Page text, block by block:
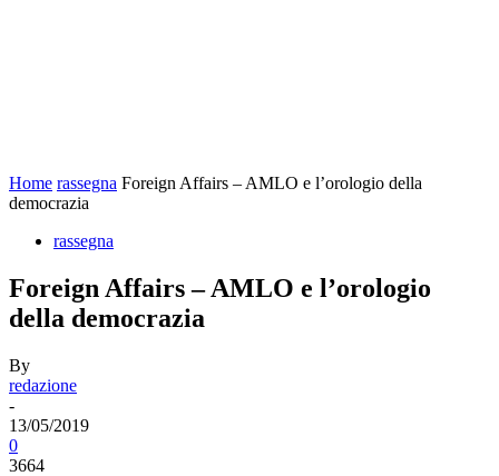
Home rassegna Foreign Affairs – AMLO e l’orologio della
democrazia
rassegna
Foreign Affairs – AMLO e l’orologio
della democrazia
By
redazione
-
13/05/2019
0
3664